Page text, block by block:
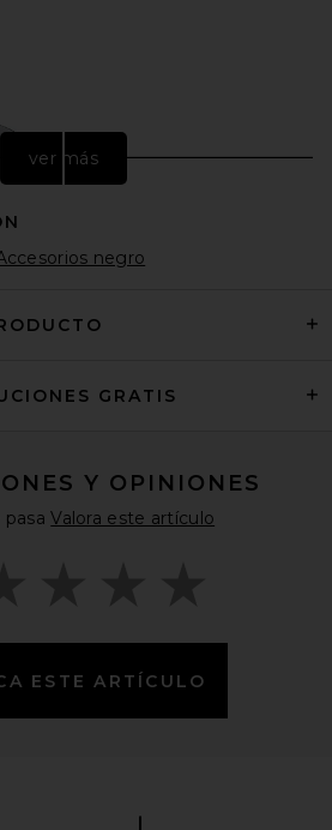
ver más
negro
GRATIS
Y OPINIONES
pasaValora este artículo
ESTE ARTÍCULO